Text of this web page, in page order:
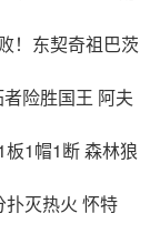
！东契奇祖巴茨
险胜国王 阿夫
1帽1断 森林狼
灭热火 怀特